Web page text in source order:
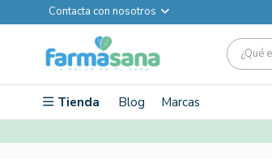
Contacta con nosotros
Tienda Blog Marcas